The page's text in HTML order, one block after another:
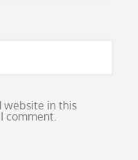
website in this
comment.